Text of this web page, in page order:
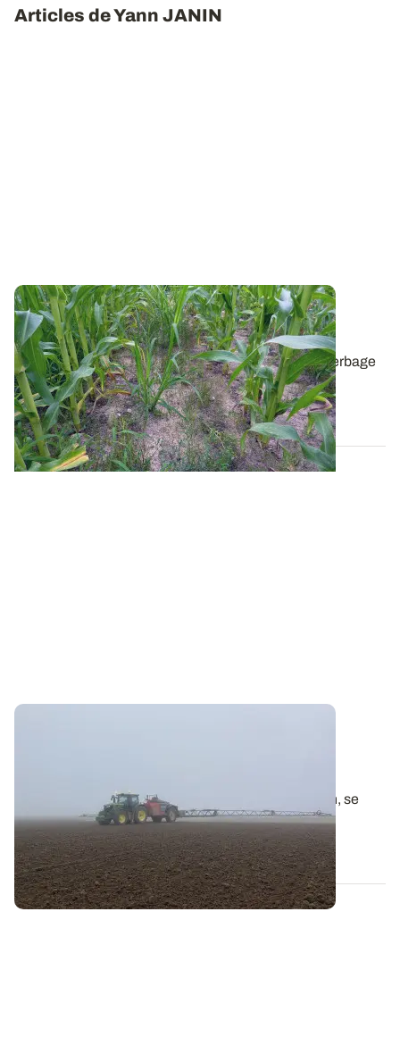
Articles de Yann JANIN
Stratégies de désherbage du maïs : nos
préconisations pour 2026
Dans une approche globale, les stratégies de désherbage
sur maïs sont à adapter au cas par...
12 MARS 2026
Les semis de céréales, bien engagés dans la région, se
poursuivent dans de bonnes...
21 OCT. 2025